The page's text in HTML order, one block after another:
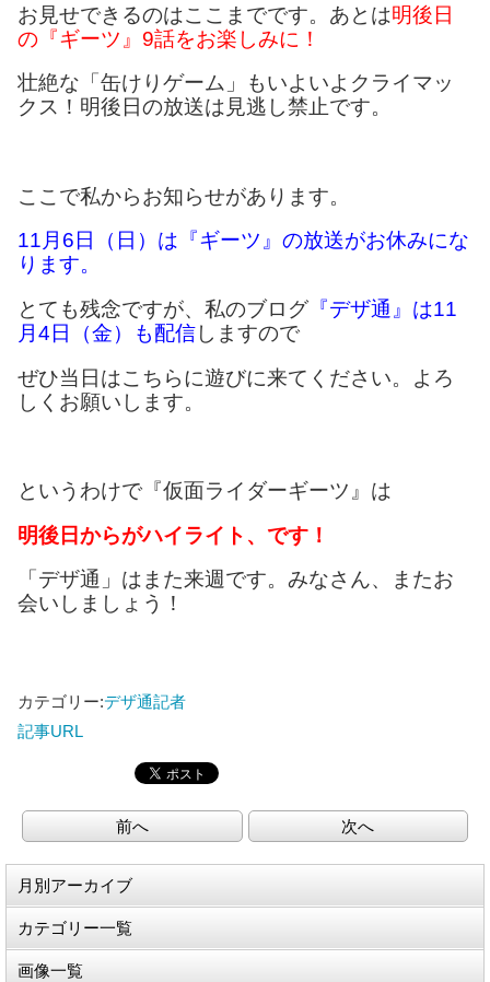
お見せできるのはここまでです。あとは明後日
の『ギーツ』9話をお楽しみに！
壮絶な「缶けりゲーム」もいよいよクライマッ
クス！明後日の放送は見逃し禁止です。
ここで私からお知らせがあります。
11月6日（日）は『ギーツ』の放送がお休みにな
ります。
とても残念ですが、私のブログ 『デザ通』は11
月4日（金）も配信しますので
ぜひ当日はこちらに遊びに来てください。よろ
しくお願いします。
というわけで『仮面ライダーギーツ』は
明後日からがハイライト、です！
「デザ通」はまた来週です。みなさん、またお
会いしましょう！
カテゴリー:デザ通記者
記事URL
前へ 次へ
月別アーカイブ
カテゴリー一覧
画像一覧